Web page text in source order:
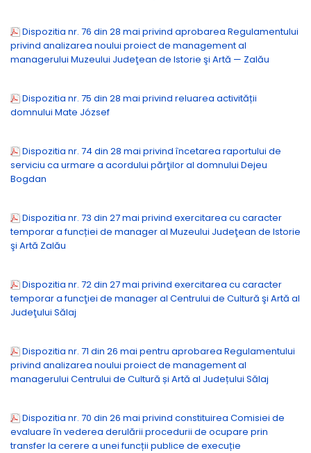
Dispozitia nr. 76 din 28 mai privind aprobarea Regulamentului
privind analizarea noului proiect de management al
managerului Muzeului Judeţean de Istorie şi Artă — Zalău
Dispozitia nr. 75 din 28 mai privind reluarea activității
domnului Mate József
Dispozitia nr. 74 din 28 mai privind încetarea raportului de
serviciu ca urmare a acordului părţilor al domnului Dejeu
Bogdan
Dispozitia nr. 73 din 27 mai privind exercitarea cu caracter
temporar a funcției de manager al Muzeului Judeţean de Istorie
şi Artă Zalău
Dispozitia nr. 72 din 27 mai privind exercitarea cu caracter
temporar a funcţiei de manager al Centrului de Cultură şi Artă al
Judeţului Sălaj
Dispozitia nr. 71 din 26 mai pentru aprobarea Regulamentului
privind analizarea noului proiect de management al
managerului Centrului de Cultură și Artă al Județului Sălaj
Dispozitia nr. 70 din 26 mai privind constituirea Comisiei de
evaluare în vederea derulării procedurii de ocupare prin
transfer la cerere a unei funcții publice de execuție